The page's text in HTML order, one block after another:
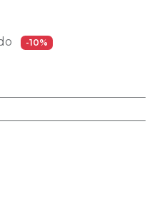
-10%